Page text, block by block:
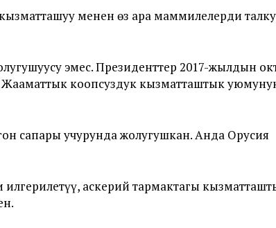
менен өз ара маммилелерди
эмес. Президенттер 2017-жылдын
коопсуздук кызматташтык
сапары учурунда жолугушкан. Анда Орусия
аскерий тармактагы